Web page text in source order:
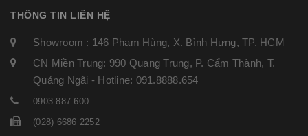
THÔNG TIN LIÊN HỆ
Showroom : 146 Phạm Hùng, X. Bình Hưng, TP. HCM
CN Miền Trung: 990 Quang Trung, P. Cẩm Thành, T.
Quảng Ngãi - Hotline: 091.8888.654
0903.887.600
(028) 6686 2252